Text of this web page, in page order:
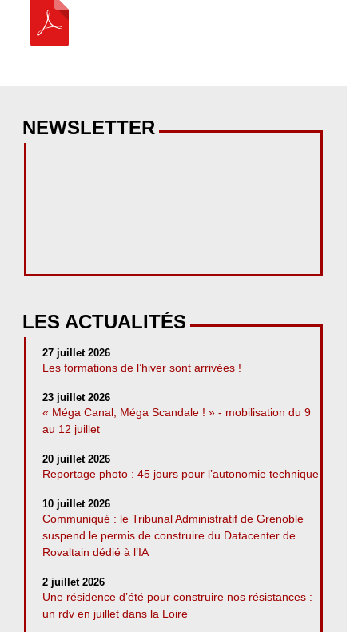
NEWSLETTER
LES ACTUALITÉS
27 juillet 2026
Les formations de l’hiver sont arrivées !
23 juillet 2026
« Méga Canal, Méga Scandale ! » - mobilisation du 9
au 12 juillet
20 juillet 2026
Reportage photo : 45 jours pour l’autonomie technique
10 juillet 2026
Communiqué : le Tribunal Administratif de Grenoble
suspend le permis de construire du Datacenter de
Rovaltain dédié à l’IA
2 juillet 2026
Une résidence d’été pour construire nos résistances :
un rdv en juillet dans la Loire